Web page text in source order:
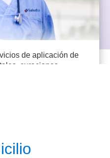
de aplicación de
curaciones